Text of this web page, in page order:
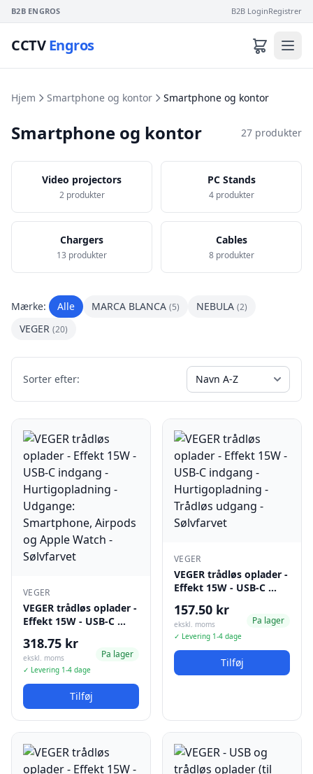
B2B ENGROS B2B LoginRegistrer
CCTVEngros
Hjem Smartphone og kontor Smartphone og kontor
Smartphone og kontor 27 produkter
Video projectors
2 produkter
PC Stands
4 produkter
Chargers
13 produkter
Cables
8 produkter
Mærke: Alle MARCA BLANCA (5) NEBULA (2)
VEGER (20)
Sorter efter:
VEGER
VEGER trådløs oplader -
Effekt 15W - USB-C …
318.75 kr
ekskl. moms
✓ Levering 1-4 dage
Pa lager
Tilføj
VEGER
VEGER trådløs oplader -
Effekt 15W - USB-C …
157.50 kr
ekskl. moms
✓ Levering 1-4 dage
Pa lager
Tilføj